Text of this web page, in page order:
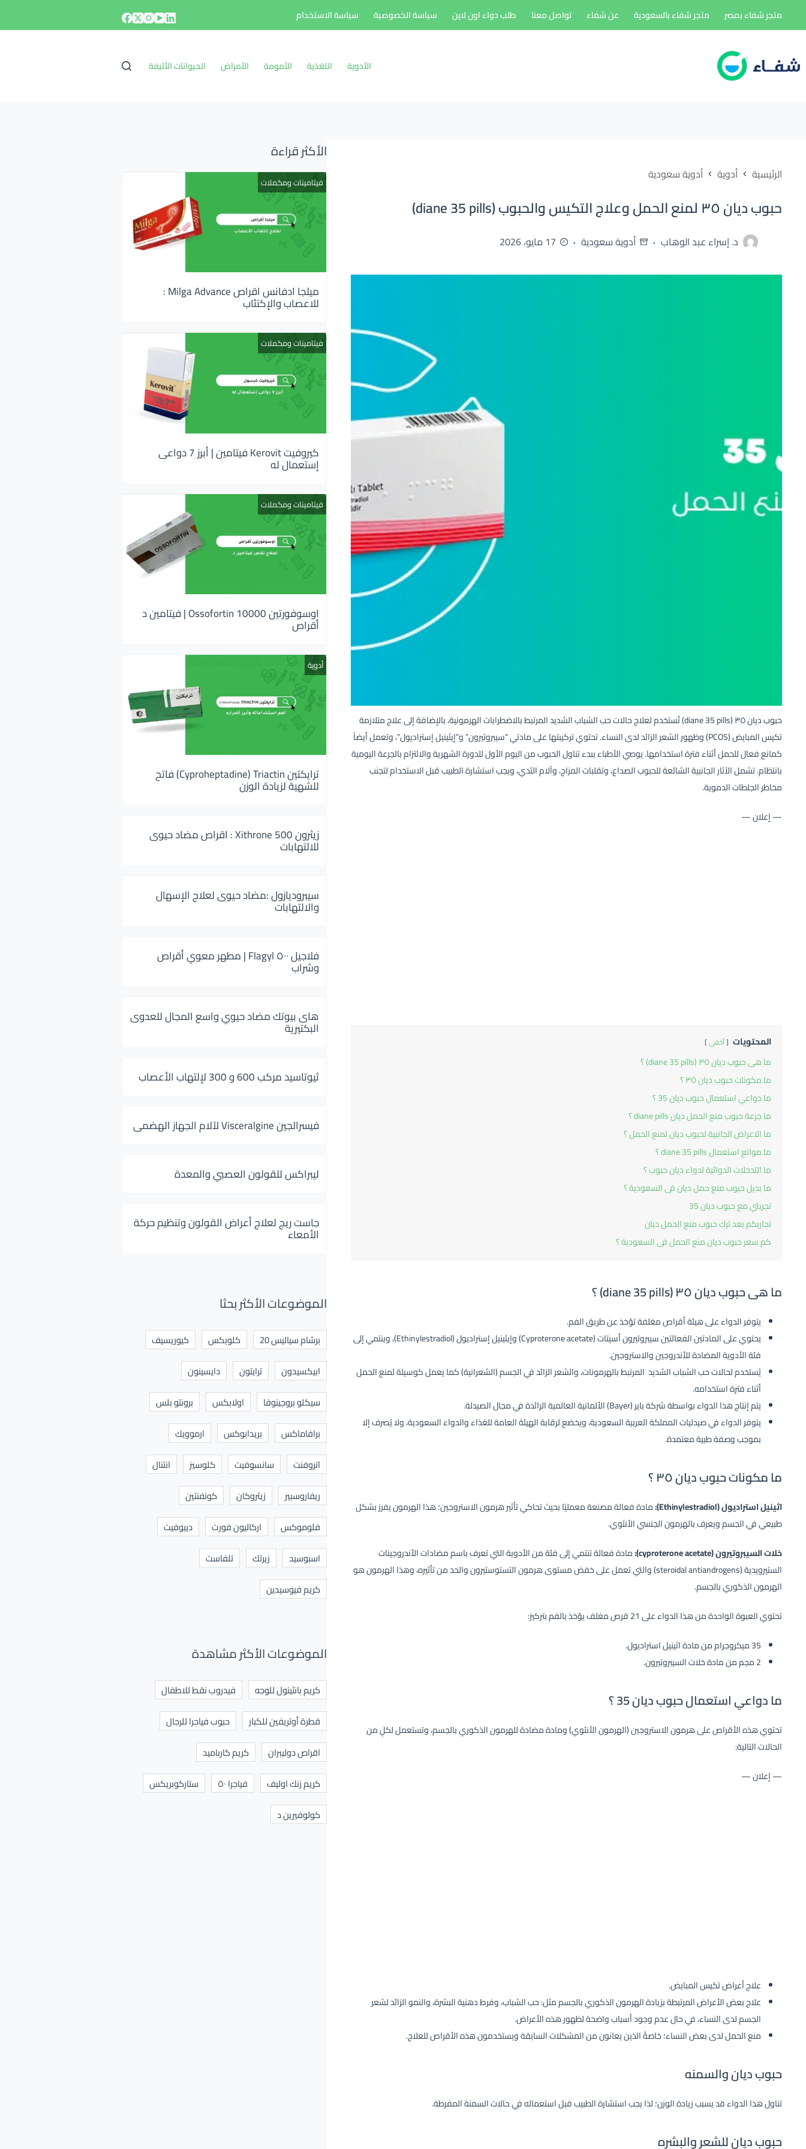
إلى
متجر شفاء بمصر متجر شفاء بالسعودية عن شفاء تواصل معنا طلب دواء اون لاين سياسة الخصوصية سياسة الاستخدام
الأدوية التغذية الأمومة الأمراض الحيوانات الأليفة
الرئيسية أدوية أدوية سعودية
حبوب ديان ٣٥ لمنع الحمل وعلاج التكيس والحبوب (diane 35 pills)
د. إسراء عبد الوهاب أدوية سعودية 17 مايو، 2026
حبوب ديان ٣٥ (diane 35 pills) تُستخدم لعلاج حالات حب الشباب الشديد المرتبط بالاضطرابات الهرمونية، بالإضافة إلى علاج متلازمة
تكيس المبايض (PCOS) وظهور الشعر الزائد لدى النساء. تحتوي تركيبتها على مادتي “سيبروتيرون” و”إيثينيل إستراديول”، وتعمل أيضاً
كمانع فعال للحمل أثناء فترة استخدامها. يوصي الأطباء ببدء تناول الحبوب من اليوم الأول للدورة الشهرية والالتزام بالجرعة اليومية
بانتظام. تشمل الآثار الجانبية الشائعة للحبوب الصداع، وتقلبات المزاج، وآلام الثدي، ويجب استشارة الطبيب قبل الاستخدام لتجنب
مخاطر الجلطات الدموية.
— إعلان —
المحتويات أخفي
ما هى حبوب ديان ٣٥ (diane 35 pills) ؟
ما مكونات حبوب ديان ٣٥ ؟
ما دواعي استعمال حبوب ديان 35 ؟
ما جرعة حبوب منع الحمل ديان diane pills ؟
ما الاعراض الجانبية لحبوب ديان لمنع الحمل ؟
ما موانع استعمال diane 35 pills ؟
ما التدخلات الدوائية لدواء ديان حبوب ؟
ما بديل حبوب منع حمل ديان فى السعودية ؟
تجربتي مع حبوب ديان 35
تجاربكم بعد ترك حبوب منع الحمل ديان
كم سعر حبوب ديان منع الحمل فى السعودية ؟
ما هى حبوب ديان ٣٥ (diane 35 pills) ؟
يتوفر الدواء على هيئة أقراص مغلفة تؤخذ عن طريق الفم.
يحتوي على المادتين الفعالتين سيبروتيرون أسيتات (Cyproterone acetate) وإيثينيل إستراديول (Ethinylestradiol)، وينتمي إلى
فئة الأدوية المضادة للأندروجين والاستروجين.
يُستخدم لحالات حب الشباب الشديد المرتبط بالهرمونات، والشعر الزائد في الجسم (الشعرانية) كما يعمل كوسيلة لمنع الحمل
أثناء فترة استخدامه.
يتم إنتاج هذا الدواء بواسطة شركة باير (Bayer) الألمانية العالمية الرائدة في مجال الصيدلة.
يتوفر الدواء في صيدليات المملكة العربية السعودية، ويخضع لرقابة الهيئة العامة للغذاء والدواء السعودية، ولا يُصرف إلا
بموجب وصفة طبية معتمدة.
ما مكونات حبوب ديان ٣٥ ؟
اثينيل استراديول (Ethinylestradiol):
مادة فعالة مصنعة معمليًا بحيث تحاكي تأثير هرمون الاستروجين؛ هذا الهرمون يفرز بشكل
طبيعي في الجسم ويعرف بالهرمون الجنسي الأنثوي.
خلات السيبروتيرون (cyproterone acetate):
مادة فعالة تنتمي إلى فئة من الأدوية التي تعرف باسم مضادات الأندروجينات
الستيرويدية (steroidal antiandrogens) والتي تعمل على خفض مستوى هرمون التستوستيرون والحد من تأثيره، وهذا الهرمون هو
الهرمون الذكوري بالجسم.
تحتوي العبوة الواحدة من هذا الدواء على 21 قرص مغلف يؤخذ بالفم بتركيز:
35 ميكروجرام من مادة اثينيل استراديول.
2 مجم من مادة خلات السيبروتيرون.
ما دواعي استعمال حبوب ديان 35 ؟
تحتوي هذه الأقراص على هرمون الاستروجين (الهرمون الأنثوي) ومادة مضادة للهرمون الذكوري بالجسم، وتستعمل لكلٍ من
الحالات التالية:
— إعلان —
علاج أعراض تكيس المبايض.
علاج بعض الأعراض المرتبطة بزيادة الهرمون الذكوري بالجسم مثل: حب الشباب، وفرط دهنية البشرة، والنمو الزائد لشعر
الجسم لدى النساء، في حال عدم وجود أسباب واضحة لظهور هذه الأعراض.
منع الحمل لدى بعض النساء؛ خاصةً الذين يعانون من المشكلات السابقة ويستخدمون هذه الأقراص للعلاج.
حبوب ديان والسمنه
تناول هذا الدواء قد يسبب زيادة الوزن؛ لذا يجب استشارة الطبيب قبل استعماله في حالات السمنة المفرطة.
حبوب ديان للشعر والبشره
الأكثر قراءة
فيتامينات ومكملات
ميلجا ادفانس اقراص Milga Advance :
للاعصاب والإكتئاب
فيتامينات ومكملات
كيروفيت Kerovit فيتامين | أبرز 7 دواعى
إستعمال له
فيتامينات ومكملات
اوسوفورتين 10000 Ossofortin | فيتامين د
أقراص
أدوية
ترايكتين Cyproheptadine) Triactin) فاتح
للشهية لزيادة الوزن
زيثرون 500 Xithrone : اقراص مضاد حيوى
للالتهابات
سيبروديازول :مضاد حيوى لعلاج الإسهال
والالتهابات
فلاجيل ٥٠٠ Flagyl | مطهر معوي أقراص
وشراب
هاى بيوتك مضاد حيوي واسع المجال للعدوى
البكتيرية
ثيوتاسيد مركب 600 و 300 لإلتهاب الأعصاب
فيسرالجين Visceralgine لآلام الجهاز الهضمى
ليبراكس للقولون العصبي والمعدة
جاست ريج لعلاج أعراض القولون وتنظيم حركة
الأمعاء
الموضوعات الأكثر بحثا
برشام سياليس 20 كلوبكس
كيوريسيف
ابيكسيدون
ترايتون
دايسينون
سيكلو بروجينوفا
اولابكس
برونتو بلس
برافاماكس
بريدابوكس
ارموويك
اتروفنت
سانسوفيت كلوسيز
انتنال
ريفاروسبير
زيثروكان
كونفنتين
فلوموكس
اركاليون فورت
ديبوفيت
اسبوسيد
زيرتك
تلفاست
كريم فيوسيدين
الموضوعات الأكثر مشاهدة
كريم بانثينول للوجه
فيدروب نقط للاطفال
قطرة أوتريفين للكبار
حبوب فياجرا للرجال
اقراص دوليبران
كريم كارباميد
كريم زنك اوليف
فياجرا ٥٠
ستاركوبريكس
كولوفيرين د